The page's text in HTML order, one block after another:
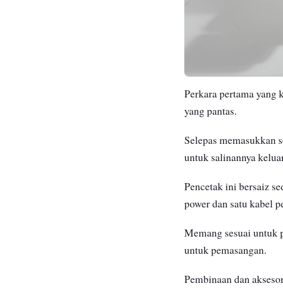
Perkara pertama yang
yang pantas.
Selepas memasukkan
untuk salinannya
Pencetak ini bersaiz
power dan satu kabel
Memang sesuai untuk
untuk pemasangan.
Pembinaan dan